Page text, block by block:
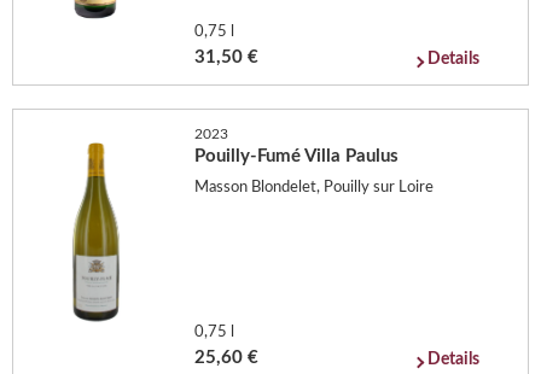
0,75 l
31,50 € Details
2023
Pouilly-Fumé Villa Paulus
Masson Blondelet, Pouilly sur Loire
0,75 l
25,60 € Details